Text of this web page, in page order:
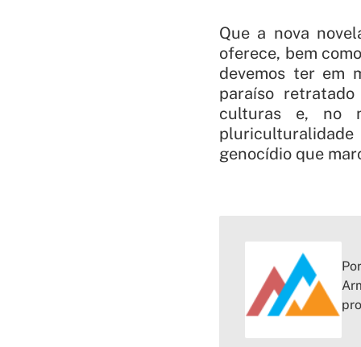
Que a nova
oferece, bem
devemos ter em
paraíso
culturas e, no
genocídio que